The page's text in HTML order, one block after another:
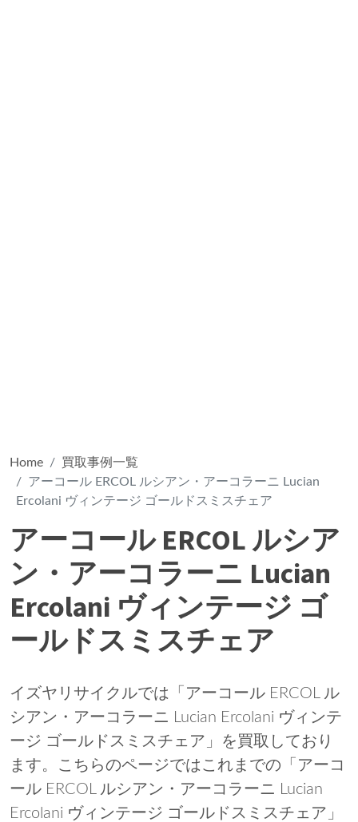
Home
買取事例一覧
アーコール ERCOL ルシアン・アーコラーニ Lucian
Ercolani ヴィンテージ ゴールドスミスチェア
アーコール ERCOL ルシア
ン・アーコラーニ Lucian
Ercolani ヴィンテージ ゴ
ールドスミスチェア
イズヤリサイクルでは「アーコール ERCOL ル
シアン・アーコラーニ Lucian Ercolani ヴィンテ
ージ ゴールドスミスチェア」を買取しており
ます。こちらのページではこれまでの「アーコ
ール ERCOL ルシアン・アーコラーニ Lucian
Ercolani ヴィンテージ ゴールドスミスチェア」